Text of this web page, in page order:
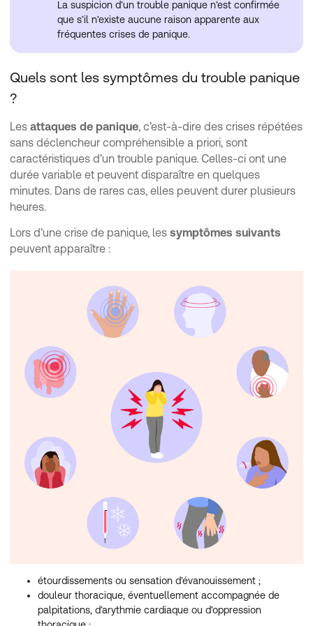
La suspicion d’un trouble panique n’est confirmée
que s’il n’existe aucune raison apparente aux
fréquentes crises de panique.
Quels sont les symptômes du trouble panique
?
Les attaques de panique, c’est-à-dire des crises répétées
sans déclencheur compréhensible a priori, sont
caractéristiques d’un trouble panique. Celles-ci ont une
durée variable et peuvent disparaître en quelques
minutes. Dans de rares cas, elles peuvent durer plusieurs
heures.
Lors d’une crise de panique, les symptômes suivants
peuvent apparaître :
étourdissements ou sensation d’évanouissement ;
douleur thoracique, éventuellement accompagnée de
palpitations, d’arythmie cardiaque ou d’oppression